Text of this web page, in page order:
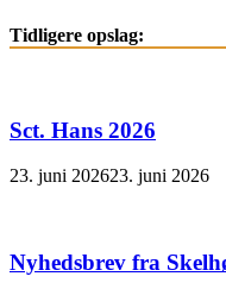
Tidligere opslag:
Sct. Hans 2026
23. juni 202623. juni 2026
Nyhedsbrev fra